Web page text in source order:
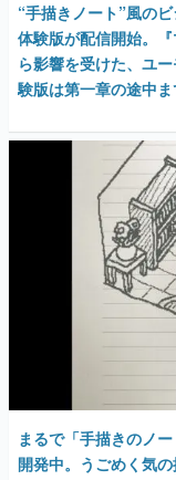
運営：株式会社マレ
“手描きノート”風の
体験版が配信開始。
ら影響を受けた、ユ
験版は第一章の途中
まるで「手描きのノ
開発中。うごめく気